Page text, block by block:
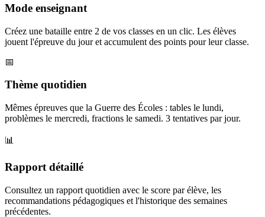
Mode enseignant
Créez une bataille entre 2 de vos classes en un clic. Les élèves
jouent l'épreuve du jour et accumulent des points pour leur classe.
📅
Thème quotidien
Mêmes épreuves que la Guerre des Écoles : tables le lundi,
problèmes le mercredi, fractions le samedi. 3 tentatives par jour.
📊
Rapport détaillé
Consultez un rapport quotidien avec le score par élève, les
recommandations pédagogiques et l'historique des semaines
précédentes.